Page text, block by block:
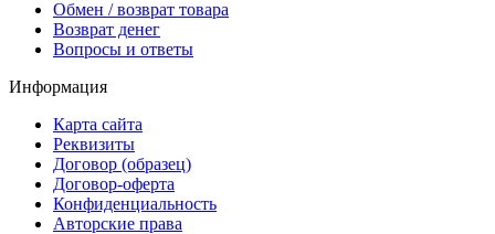
Обмен / возврат товара
Возврат денег
Вопросы и ответы
Информация
Карта сайта
Реквизиты
Договор (образец)
Договор-оферта
Конфиденциальность
Авторские права